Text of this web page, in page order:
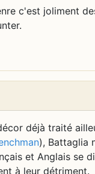
c'est joliment
déjà traité
), Battaglia
et Anglais se
à leur détriment.